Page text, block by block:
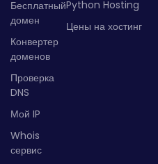
Бесплатный
домен
Конвертер
доменов
Проверка
DNS
Мой IP
Whois
сервис
Python Hosting
Цены на хостинг